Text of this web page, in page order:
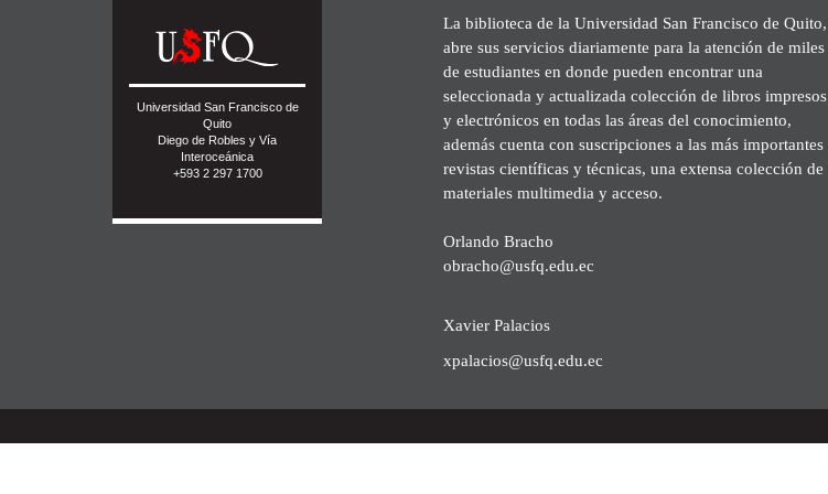
Universidad San Francisco de
Quito
Diego de Robles y Vía
Interoceánica
+593 2 297 1700
La biblioteca de la Universidad San Francisco de Quito,
abre sus servicios diariamente para la atención de miles
de estudiantes en donde pueden encontrar una
seleccionada y actualizada colección de libros impresos
y electrónicos en todas las áreas del conocimiento,
además cuenta con suscripciones a las más importantes
revistas científicas y técnicas, una extensa colección de
materiales multimedia y acceso.
Orlando Bracho
obracho@usfq.edu.ec
Xavier Palacios
xpalacios@usfq.edu.ec